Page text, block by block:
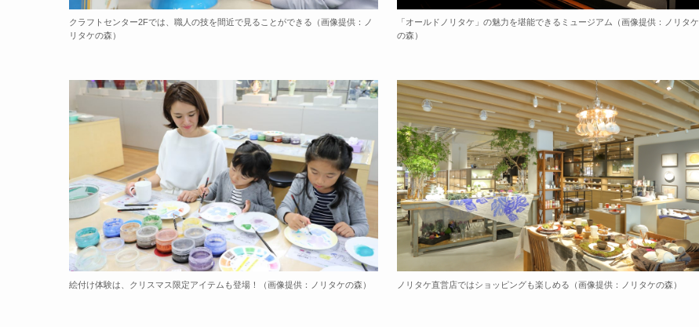
クラフトセンター2Fでは、職人の技を間近で見ることができる（画像提供：ノ
リタケの森）
「オールドノリタケ」の魅力を堪能できるミュージアム（画像提供：ノリタケ
の森）
絵付け体験は、クリスマス限定アイテムも登場！（画像提供：ノリタケの森） ノリタケ直営店ではショッピングも楽しめる（画像提供：ノリタケの森）